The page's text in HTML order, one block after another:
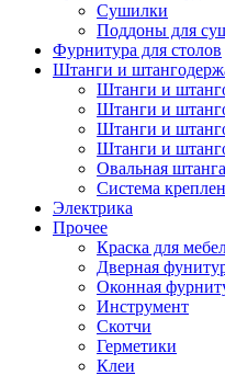
Сушилки
Поддоны для
Фурнитура для столов
Штанги и
Штанги и
Штанги и
Штанги и
Штанги и
Овальная
Система
Электрика
Прочее
Краска для
Дверная
Оконная
Инструмент
Скотчи
Герметики
Клеи